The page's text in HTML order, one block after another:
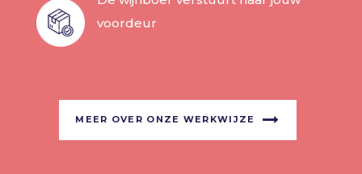
voordeur
MEER OVER ONZE WERKWIJZE